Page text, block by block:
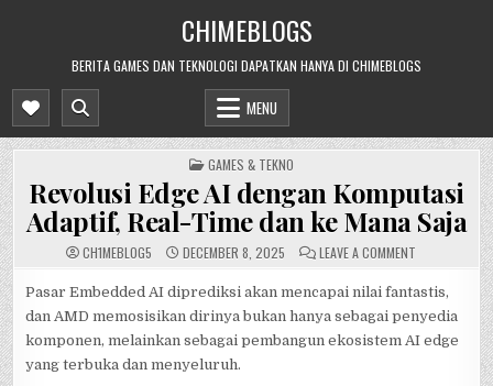
CHIMEBLOGS
BERITA GAMES DAN TEKNOLOGI DAPATKAN HANYA DI CHIMEBLOGS
MENU
POSTED
IN
GAMES & TEKNO
Revolusi Edge AI dengan Komputasi
Adaptif, Real-Time dan ke Mana Saja
CH1MEBL0G5 DECEMBER 8, 2025 LEAVE A COMMENT
AI
DENGAN
KOMPUTASI
ADAPTIF,
REAL-
Pasar Embedded AI diprediksi akan mencapai nilai fantastis,
dan AMD memosisikan dirinya bukan hanya sebagai penyedia
komponen, melainkan sebagai pembangun ekosistem AI edge
yang terbuka dan menyeluruh.